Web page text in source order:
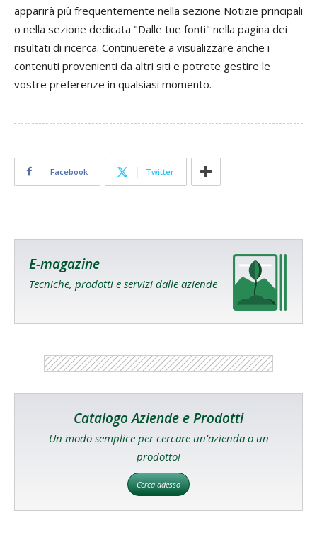
apparirà più frequentemente nella sezione Notizie principali
o nella sezione dedicata "Dalle tue fonti" nella pagina dei
risultati di ricerca. Continuerete a visualizzare anche i
contenuti provenienti da altri siti e potrete gestire le
vostre preferenze in qualsiasi momento.
Facebook Twitter
E-magazine
Tecniche, prodotti e servizi dalle aziende
Catalogo Aziende e Prodotti
Un modo semplice per cercare un'azienda o un
prodotto!
Cerca adesso